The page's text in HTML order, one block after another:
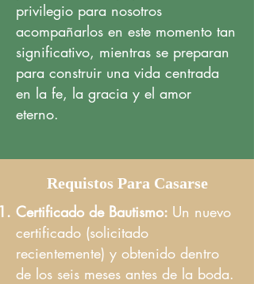
privilegio para nosotros
acompañarlos en este momento tan
significativo, mientras se preparan
para construir una vida centrada
en la fe, la gracia y el amor
eterno.
Requistos Para Casarse
Certificado de Bautismo: Un nuevo
certificado (solicitado
recientemente) y obtenido dentro
de los seis meses antes de la boda.